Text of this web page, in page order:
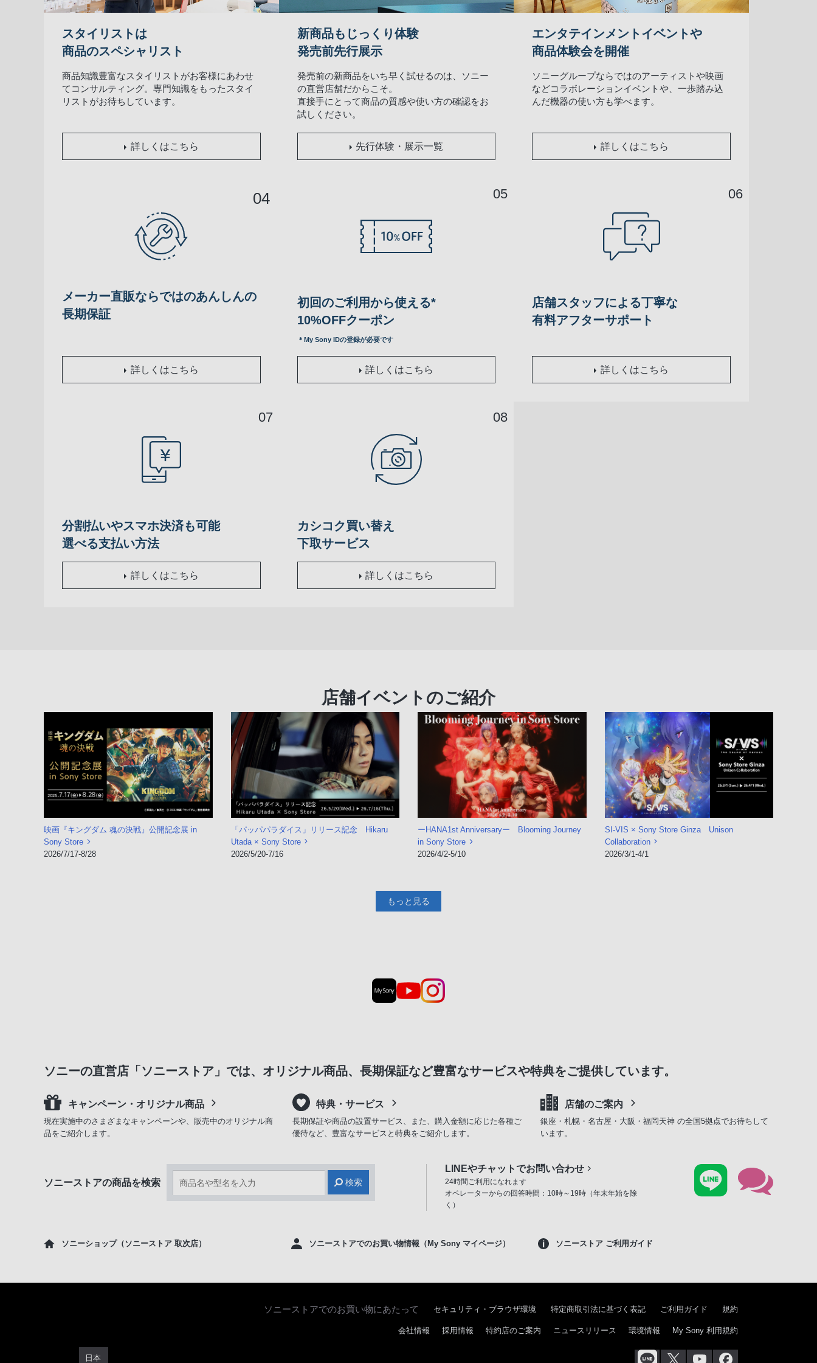
スタイリストは
商品のスペシャリスト
商品知識豊富なスタイリストがお客様にあわせ
てコンサルティング。専門知識をもったスタイ
リストがお待ちしています。
詳しくはこちら
新商品もじっくり体験
発売前先行展示
発売前の新商品をいち早く試せるのは、ソニー
の直営店舗だからこそ。
直接手にとって商品の質感や使い方の確認をお
試しください。
先行体験・展示一覧
エンタテインメントイベントや
商品体験会を開催
ソニーグループならではのアーティストや映画
などコラボレーションイベントや、一歩踏み込
んだ機器の使い方も学べます。
詳しくはこちら
メーカー直販ならではのあんしんの
長期保証
詳しくはこちら
初回のご利用から使える*
10%OFFクーポン
＊My Sony IDの登録が必要です
詳しくはこちら
店舗スタッフによる丁寧な
有料アフターサポート
詳しくはこちら
分割払いやスマホ決済も可能
選べる支払い方法
詳しくはこちら
カシコク買い替え
下取サービス
詳しくはこちら
店舗イベントのご紹介
映画『キングダム 魂の決戦』公開記念展 in
Sony Store
2026/7/17-8/28
「パッパパラダイス」リリース記念 Hikaru
Utada × Sony Store
2026/5/20-7/16
ーHANA1st Anniversaryー Blooming Journey
in Sony Store
2026/4/2-5/10
SI-VIS × Sony Store Ginza Unison
Collaboration
2026/3/1-4/1
もっと見る
ソニーの直営店「ソニーストア」では、オリジナル商品、長期保証など豊富なサービスや特典をご提供しています。
キャンペーン・オリジナル商品
現在実施中のさまざまなキャンペーンや、販売中のオリジナル商
品をご紹介します。
特典・サービス
長期保証や商品の設置サービス、また、購入金額に応じた各種ご
優待など、豊富なサービスと特典をご紹介します。
店舗のご案内
銀座・札幌・名古屋・大阪・福岡天神 の全国5拠点でお待ちして
います。
ソニーストアの商品を検索 検索
LINEやチャットでお問い合わせ
24時間ご利用になれます
オペレーターからの回答時間：10時～19時（年末年始を除
く）
ソニーショップ（ソニーストア 取次店） ソニーストアでのお買い物情報（My Sony マイページ） ソニーストア ご利用ガイド
ソニーストアでのお買い物にあたって セキュリティ・ブラウザ環境 特定商取引法に基づく表記 ご利用ガイド 規約
日本
会社情報 採用情報 特約店のご案内 ニュースリリース 環境情報 My Sony 利用規約